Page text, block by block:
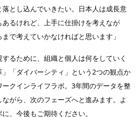
落とし込んでいきたい。日本人は成長意
るけれど、上手に仕掛けを考えなが
で考えていかなければと思います」
るために、組織と個人は何をしていく
「ダイバーシティ」という2つの観点か
クインライフラボ。3年間のデータを整
がら、次のフェーズへと進みます。よ
、今後もご期待ください。